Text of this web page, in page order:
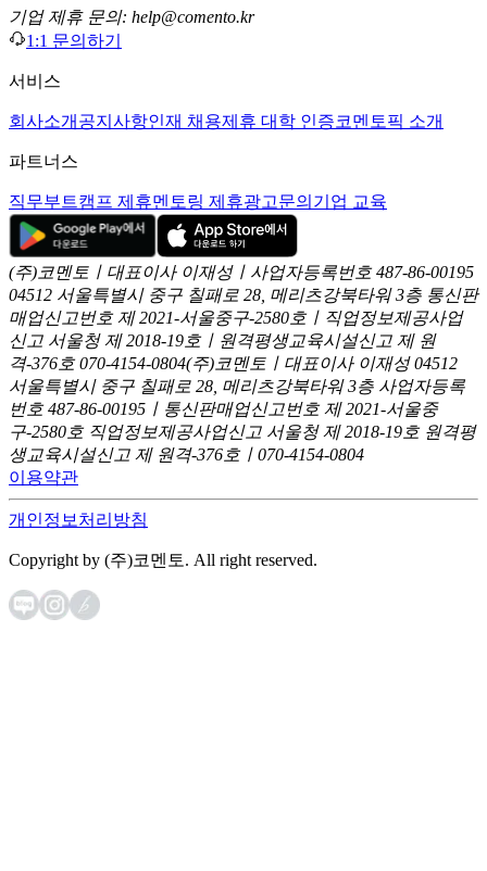
기업 제휴 문의: help@comento.kr
1:1 문의하기
서비스
회사소개 공지사항인재 채용제휴 대학 인증코멘토픽 소개
파트너스
직무부트캠프 제휴멘토링 제휴광고문의 기업 교육
(주)코멘토ㅣ대표이사 이재성ㅣ사업자등록번호 487-86-00195
04512 서울특별시 중구 칠패로 28, 메리츠강북타워 3층 통신판
매업신고번호 제 2021-서울중구-2580호ㅣ직업정보제공사업
신고 서울청 제 2018-19호ㅣ원격평생교육시설신고 제 원
격-376호 070-4154-0804(주)코멘토ㅣ대표이사 이재성 04512
서울특별시 중구 칠패로 28, 메리츠강북타워 3층 사업자등록
번호 487-86-00195ㅣ통신판매업신고번호 제 2021-서울중
구-2580호 직업정보제공사업신고 서울청 제 2018-19호 원격평
생교육시설신고 제 원격-376호ㅣ070-4154-0804
이용약관
개인정보처리방침
Copyright by (주)코멘토. All right reserved.